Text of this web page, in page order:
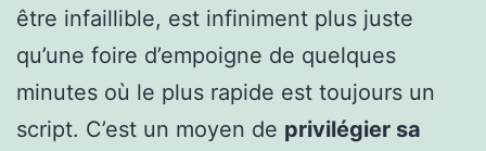
être infaillible, est infiniment plus juste
qu’une foire d’empoigne de quelques
minutes où le plus rapide est toujours un
script. C’est un moyen de privilégier sa